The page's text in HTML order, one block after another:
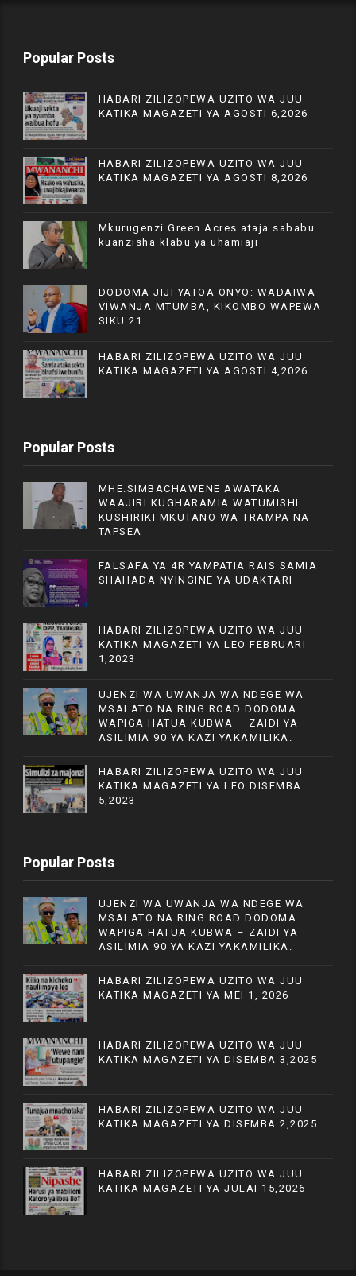
Popular Posts
HABARI ZILIZOPEWA UZITO WA JUU
KATIKA MAGAZETI YA AGOSTI 6,2026
HABARI ZILIZOPEWA UZITO WA JUU
KATIKA MAGAZETI YA AGOSTI 8,2026
Mkurugenzi Green Acres ataja sababu
kuanzisha klabu ya uhamiaji
DODOMA JIJI YATOA ONYO: WADAIWA
VIWANJA MTUMBA, KIKOMBO WAPEWA
SIKU 21
HABARI ZILIZOPEWA UZITO WA JUU
KATIKA MAGAZETI YA AGOSTI 4,2026
Popular Posts
MHE.SIMBACHAWENE AWATAKA
WAAJIRI KUGHARAMIA WATUMISHI
KUSHIRIKI MKUTANO WA TRAMPA NA
TAPSEA
FALSAFA YA 4R YAMPATIA RAIS SAMIA
SHAHADA NYINGINE YA UDAKTARI
HABARI ZILIZOPEWA UZITO WA JUU
KATIKA MAGAZETI YA LEO FEBRUARI
1,2023
UJENZI WA UWANJA WA NDEGE WA
MSALATO NA RING ROAD DODOMA
WAPIGA HATUA KUBWA – ZAIDI YA
ASILIMIA 90 YA KAZI YAKAMILIKA.
HABARI ZILIZOPEWA UZITO WA JUU
KATIKA MAGAZETI YA LEO DISEMBA
5,2023
Popular Posts
UJENZI WA UWANJA WA NDEGE WA
MSALATO NA RING ROAD DODOMA
WAPIGA HATUA KUBWA – ZAIDI YA
ASILIMIA 90 YA KAZI YAKAMILIKA.
HABARI ZILIZOPEWA UZITO WA JUU
KATIKA MAGAZETI YA MEI 1, 2026
HABARI ZILIZOPEWA UZITO WA JUU
KATIKA MAGAZETI YA DISEMBA 3,2025
HABARI ZILIZOPEWA UZITO WA JUU
KATIKA MAGAZETI YA DISEMBA 2,2025
HABARI ZILIZOPEWA UZITO WA JUU
KATIKA MAGAZETI YA JULAI 15,2026